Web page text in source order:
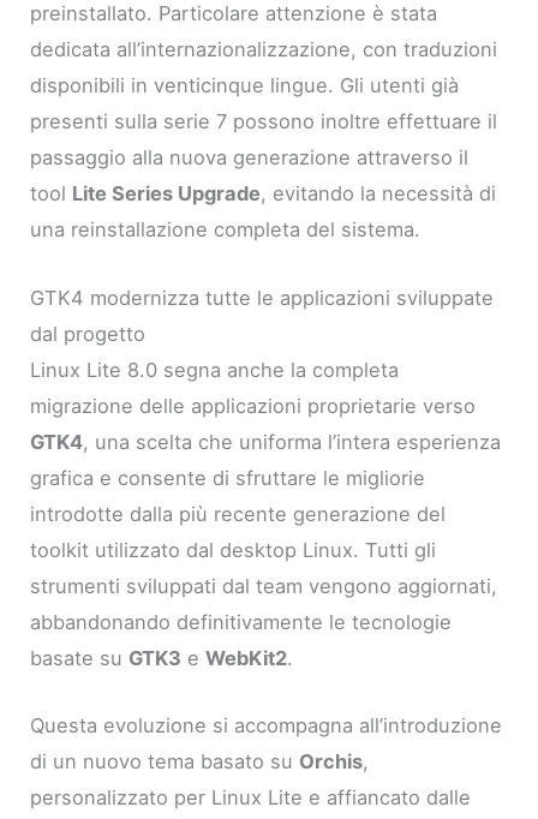
preinstallato. Particolare attenzione è stata
dedicata all’internazionalizzazione, con traduzioni
disponibili in venticinque lingue. Gli utenti già
presenti sulla serie 7 possono inoltre effettuare il
passaggio alla nuova generazione attraverso il
tool Lite Series Upgrade, evitando la necessità di
una reinstallazione completa del sistema.
GTK4 modernizza tutte le applicazioni sviluppate
dal progetto
Linux Lite 8.0 segna anche la completa
migrazione delle applicazioni proprietarie verso
GTK4, una scelta che uniforma l’intera esperienza
grafica e consente di sfruttare le migliorie
introdotte dalla più recente generazione del
toolkit utilizzato dal desktop Linux. Tutti gli
strumenti sviluppati dal team vengono aggiornati,
abbandonando definitivamente le tecnologie
basate su GTK3 eWebKit2.
Questa evoluzione si accompagna all’introduzione
di un nuovo tema basato su Orchis,
personalizzato per Linux Lite e affiancato dalle